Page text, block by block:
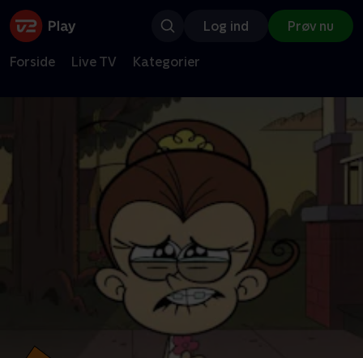
Log ind Prøv nu
Forside Live TV Kategorier